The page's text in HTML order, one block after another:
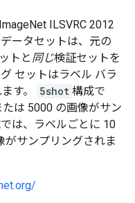
ILSVRC 2012
ータセットは、元の
トと 同じ検証セットを
セットはラベル バラ
す。
5shot 構成で
は 5000 の画像がサン
は、ラベルごとに 10
がサンプリングされま